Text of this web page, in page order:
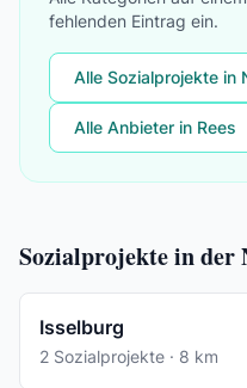
fehlenden Eintrag ein.
Alle Sozialprojekte in
Alle Anbieter in Rees
Sozialprojekte in der
Isselburg
2 Sozialprojekte · 8 km